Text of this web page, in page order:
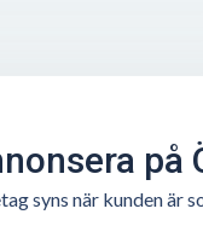
på
syns när kunden är